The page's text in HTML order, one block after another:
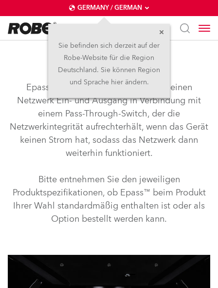
GERMANY / GERMAN
Sie befinden sich derzeit auf der
Robe-Website für die Region
Deutschland. Sie können Region
und Sprache hier ändern.
Epass™
Epass™ von Robe Lighting bietet je einen
Netzwerk Ein- und Ausgang in Verbindung mit
einem Pass-Through-Switch, der die
Netzwerkintegrität aufrechterhält, wenn das Gerät
keinen Strom hat, sodass das Netzwerk dann
weiterhin funktioniert.
Bitte entnehmen Sie den jeweiligen
Produktspezifikationen, ob Epass™ beim Produkt
Ihrer Wahl standardmäßig enthalten ist oder als
Option bestellt werden kann.